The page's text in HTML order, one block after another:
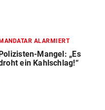
MANDATAR ALARMIERT
Polizisten-Mangel: „Es
ein Kahlschlag!“